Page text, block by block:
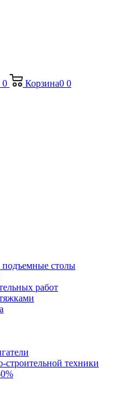
0 Корзина0 0
столы
работ
строительной техники